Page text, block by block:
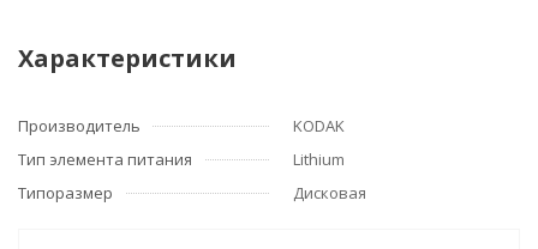
Характеристики
Производитель
KODAK
Тип элемента питания
Lithium
Типоразмер
Дисковая